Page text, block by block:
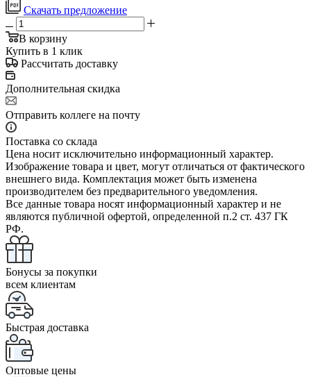
Скачать предложение
В корзину
Купить в 1 клик
Рассчитать доставку
Дополнительная скидка
Отправить коллеге на почту
Поставка со склада
Цена носит исключительно информационный характер.
Изображение товара и цвет, могут отличаться от фактического
внешнего вида. Комплектация может быть изменена
производителем без предварительного уведомления.
Все данные товара носят информационный характер и не
являются публичной офертой, определенной п.2 ст. 437 ГК
РФ.
Бонусы за покупки
всем клиентам
Быстрая доставка
Оптовые цены